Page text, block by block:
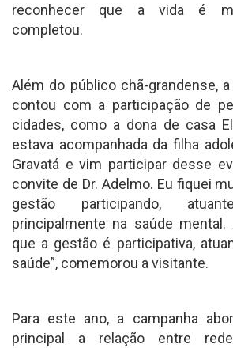
reconhecer que a vida é
completou.
Além do público chã-grandense,
contou com a participação de
cidades, como a dona de casa
estava acompanhada da filha
Gravatá e vim participar desse
convite de Dr. Adelmo. Eu fiquei
gestão participando,
principalmente na saúde
que a gestão é participativa,
saúde”, comemorou a visitante.
Para este ano, a campanha
principal a relação entre